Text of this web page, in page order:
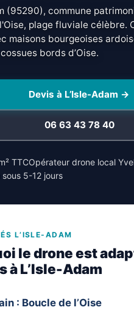
(95290), commune
plage fluviale célèbre.
maisons bourgeoises
bords d’Oise.
Devis à L’Isle-Adam →
06 63 43 78 40
TTCOpérateur drone local
5-12 jours
L’ISLE-ADAM
le drone est
à L’Isle-Adam
: Boucle de l’Oise